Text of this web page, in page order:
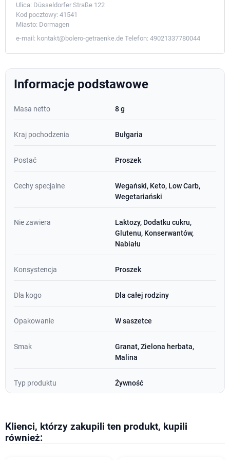
Ulica: Düsseldorfer Straße 122
Kod pocztowy: 41541
Miasto: Dormagen
e-mail: kontakt@bolero-getraenke.de Telefon: 49021337780044
Informacje podstawowe
Masa netto 8 g
Kraj pochodzenia Bułgaria
Postać Proszek
Cechy specjalne
Wegański, Keto, Low Carb,
Wegetariański
Nie zawiera
Laktozy, Dodatku cukru,
Glutenu, Konserwantów,
Nabiału
Konsystencja Proszek
Dla kogo Dla całej rodziny
Opakowanie W saszetce
Smak
Granat, Zielona herbata,
Malina
Typ produktu Żywność
Klienci, którzy zakupili ten produkt, kupili
również: